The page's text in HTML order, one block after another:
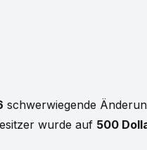
schwerwiegende
wurde auf 500